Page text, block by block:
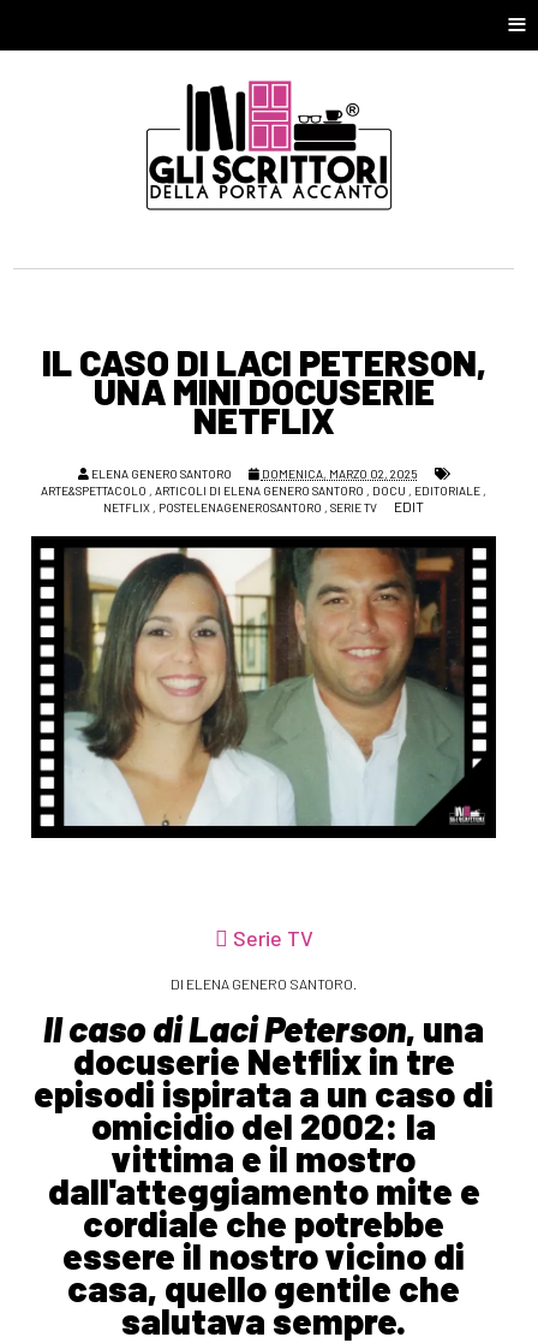
≡
IL CASO DI LACI PETERSON,
UNA MINI DOCUSERIE
NETFLIX
ELENA GENERO SANTORO
DOMENICA, MARZO 02, 2025
ARTE&SPETTACOLO ,ARTICOLI DI ELENA GENERO SANTORO , DOCU , EDITORIALE ,
NETFLIX , POSTELENAGENEROSANTORO ,SERIE TV EDIT
Serie TV
DI ELENA GENERO SANTORO.
Il caso di Laci Peterson, una
docuserie Netflix in tre
episodi ispirata a un caso di
omicidio del 2002: la
vittima e il mostro
dall'atteggiamento mite e
cordiale che potrebbe
essere il nostro vicino di
casa, quello gentile che
salutava sempre.